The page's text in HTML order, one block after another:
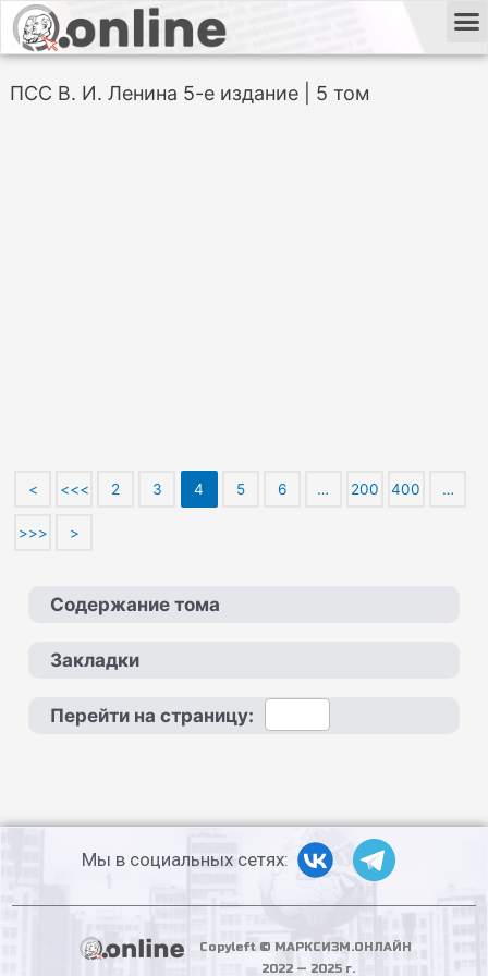
ПСС В. И. Ленина 5-е издание | 5 том
< <<< 2 3 4 5 6 … 200 400 …
>>> >
Содержание тома
Закладки
Перейти на страницу:
Мы в социальных сетях:
Copyleft © МАРКСИЗМ.ОНЛАЙН
2022 — 2025 г.